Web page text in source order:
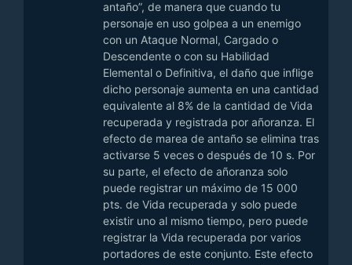
antaño”, de manera que cuando tu
personaje en uso golpea a un enemigo
con un Ataque Normal, Cargado o
Descendente o con su Habilidad
Elemental o Definitiva, el daño que inflige
dicho personaje aumenta en una cantidad
equivalente al 8% de la cantidad de Vida
recuperada y registrada por añoranza. El
efecto de marea de antaño se elimina tras
activarse 5 veces o después de 10 s. Por
su parte, el efecto de añoranza solo
puede registrar un máximo de 15 000
pts. de Vida recuperada y solo puede
existir uno al mismo tiempo, pero puede
registrar la Vida recuperada por varios
portadores de este conjunto. Este efecto